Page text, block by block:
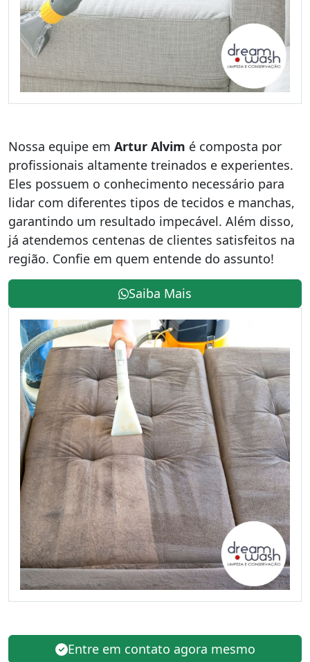
Nossa equipe em Artur Alvim é composta por
profissionais altamente treinados e experientes.
Eles possuem o conhecimento necessário para
lidar com diferentes tipos de tecidos e manchas,
garantindo um resultado impecável. Além disso,
já atendemos centenas de clientes satisfeitos na
região. Confie em quem entende do assunto!
Saiba Mais
Entre em contato agora mesmo